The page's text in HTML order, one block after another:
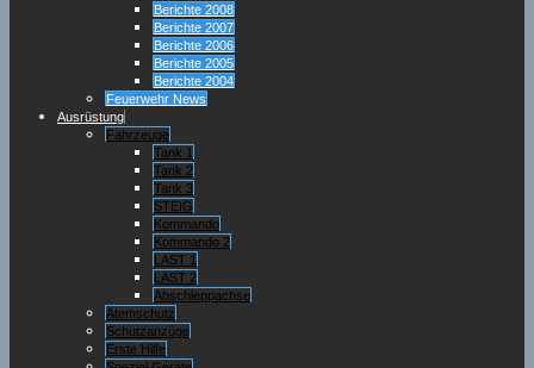
Berichte 2008
Berichte 2007
Berichte 2006
Berichte 2005
Berichte 2004
Feuerwehr News
Ausrüstung
Fahrzeuge
Tank 1
Tank 2
Tank 3
STEIG
Kommando
Kommando 2
LAST 1
LAST 2
Abschleppachse
Atemschutz
Schutzanzüge
Erste Hilfe